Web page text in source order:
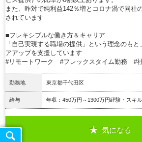
また、昨対で純利益142％増とコロナ渦で同社
されています
■フレキシブルな働き方＆キャリア
「自己実現する職場の提供」という理念のも
アアップを支援しています
#リモートワーク #フレックスタイム勤務 #
勤務地 東京都千代田区
給与 年収：450万円～1300万円経験・スキ
気になる